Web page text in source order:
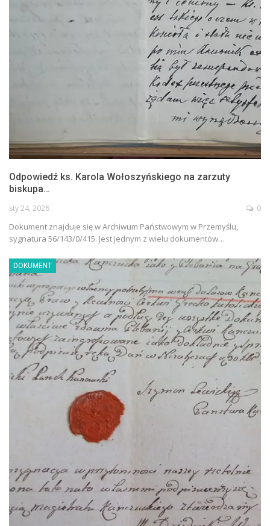
Odpowiedź ks. Karola Wołoszyńskiego na zarzuty
biskupa…
sty 24, 2026 0
Dokument znajduje się w Archiwum Państwowym w Przemyślu,
sygnatura 56/143/0/415. Jest jednym z wielu dokumentów…
DOKUMENT